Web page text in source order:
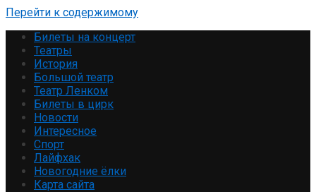
Перейти к содержимому
Билеты на концерт
Театры
История
Большой театр
Театр Ленком
Билеты в цирк
Новости
Интересное
Спорт
Лайфхак
Новогодние ёлки
Карта сайта